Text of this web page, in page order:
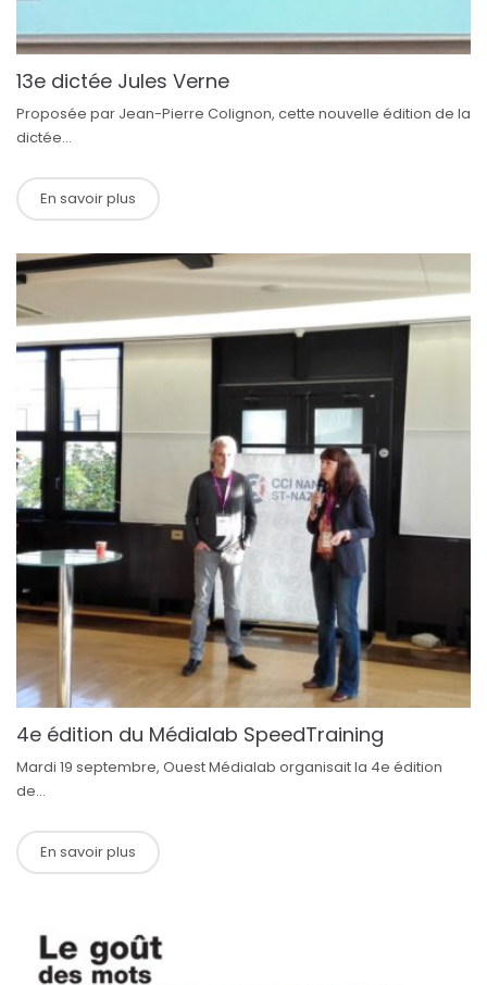
13e dictée Jules Verne
Proposée par Jean-Pierre Colignon, cette nouvelle édition de la
dictée...
En savoir plus
4e édition du Médialab SpeedTraining
Mardi 19 septembre, Ouest Médialab organisait la 4e édition
de...
En savoir plus